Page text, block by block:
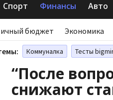
Спорт Финансы Авто
бюджет Экономика
Коммуналка Тесты
“После
снижают